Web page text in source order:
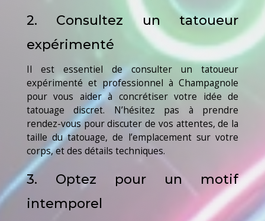
2. Consultez un tatoueur
expérimenté
Il est essentiel de consulter un tatoueur
expérimenté et professionnel à Champagnole
pour vous aider à concrétiser votre idée de
tatouage discret. N’hésitez pas à prendre
rendez-vous pour discuter de vos attentes, de la
taille du tatouage, de l’emplacement sur votre
corps, et des détails techniques.
3. Optez pour un motif
intemporel